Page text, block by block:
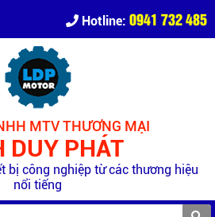
Hotline: 0941 732 485
MTV THƯƠNG MẠI
DUY PHÁT
bị công nghiệp từ các thương hiệu
nổi tiếng